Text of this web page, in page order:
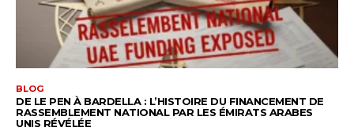
BLOG
DE LE PEN À BARDELLA : L’HISTOIRE DU FINANCEMENT DE
RASSEMBLEMENT NATIONAL PAR LES ÉMIRATS ARABES
UNIS RÉVÉLÉE